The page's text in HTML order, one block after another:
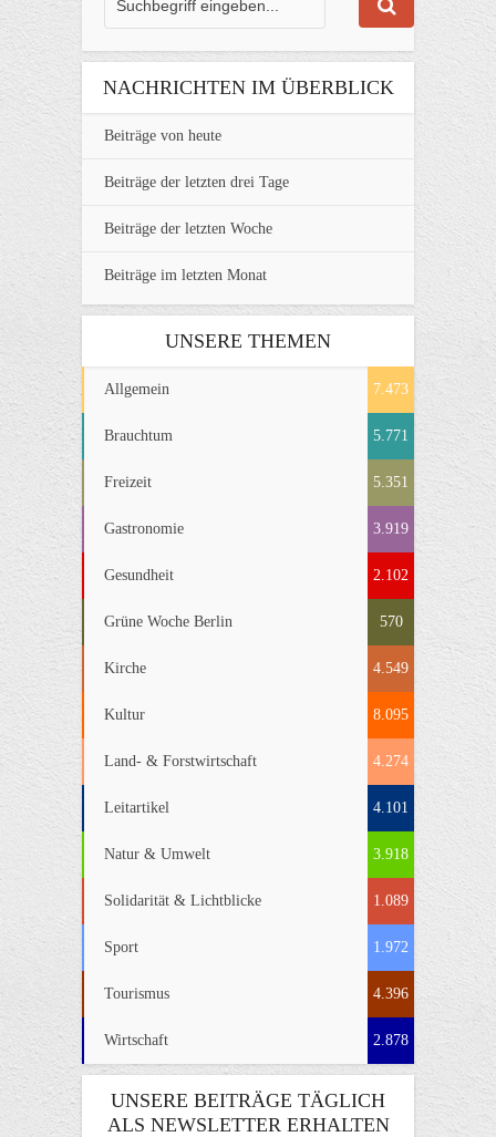
NACHRICHTEN IM ÜBERBLICK
Beiträge von heute
Beiträge der letzten drei Tage
Beiträge der letzten Woche
Beiträge im letzten Monat
UNSERE THEMEN
Allgemein 7.473
Brauchtum 5.771
Freizeit 5.351
Gastronomie 3.919
Gesundheit 2.102
Grüne Woche Berlin 570
Kirche 4.549
Kultur 8.095
Land- & Forstwirtschaft 4.274
Leitartikel 4.101
Natur & Umwelt 3.918
Solidarität & Lichtblicke 1.089
Sport 1.972
Tourismus 4.396
Wirtschaft 2.878
UNSERE BEITRÄGE TÄGLICH
ALS NEWSLETTER ERHALTEN